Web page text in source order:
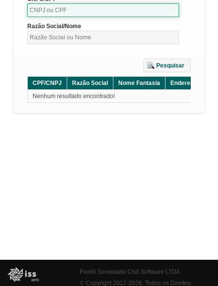
Razão Social/Nome
Pesquisar
CPF/CNPJ Razão Social Nome Fantasia Endereço
Nenhum resultado encontrado!
Fiorilli Sociedade Civil Software LTDA
© Copyright 2012-2026. Todos os Direitos